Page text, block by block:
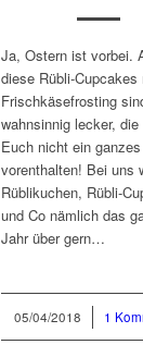
Ja, Ostern ist vorbei.
diese Rübli-Cupcakes
Frischkäsefrosting
wahnsinnig lecker,
Euch nicht ein
vorenthalten! Bei uns
Rüblikuchen, Rübli-
und Co nämlich das
Jahr über gern…
05/04/2018
/ 1